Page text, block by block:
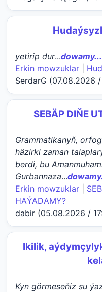
yetirip dur...dowamy...
Erkin mowzuklar
SerdarG (07.08.2026
SEBÄP DIŇE
Grammatikanyň,
häzirki zaman
berdi, bu
Gurbannaza...
Erkin mowzuklar
HАÝADАMY?
dabir (05.08.2026 /
Ikilik,
Kyn görmeseňiz su